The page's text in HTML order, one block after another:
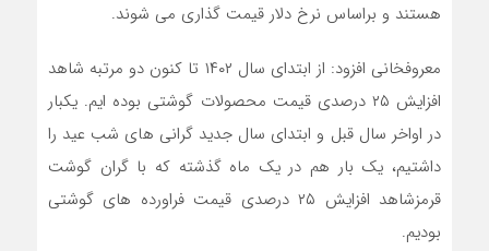
هستند و براساس نرخ دلار قیمت گذاری می شوند.
معروف‎خانی افزود: از ابتدای سال ۱۴۰۲ تا کنون دو مرتبه شاهد
افزایش ۲۵ درصدی قیمت محصولات گوشتی بوده ایم. یکبار
در اواخر سال قبل و ابتدای سال جدید گرانی های شب عید را
داشتیم، یک بار هم در یک ماه گذشته که با گران گوشت
قرمزشاهد افزایش ۲۵ درصدی قیمت فراورده های گوشتی
بودیم.